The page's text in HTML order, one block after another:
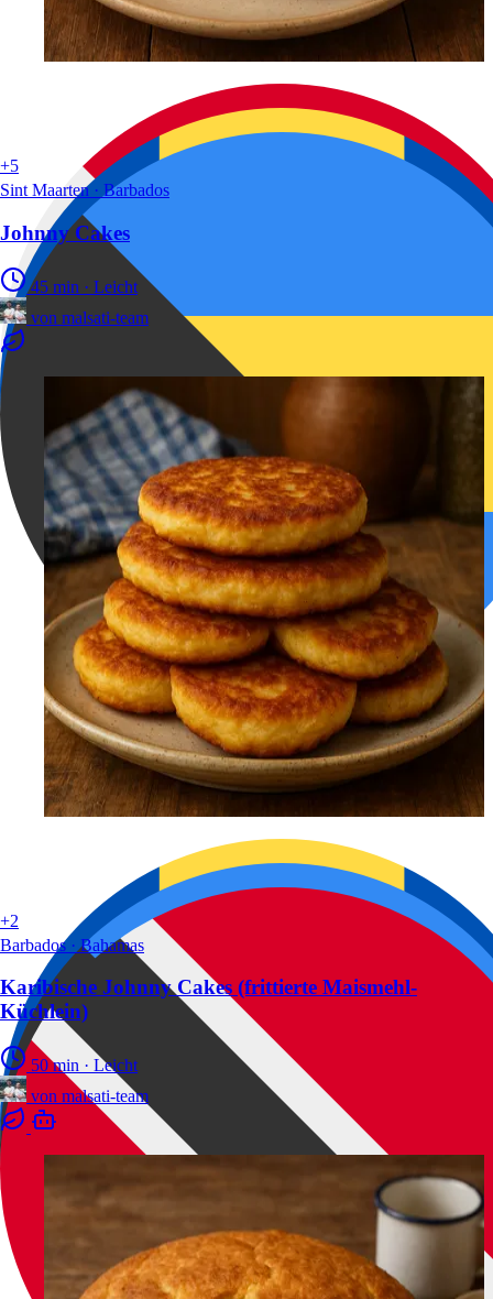
+5
Sint Maarten · Barbados
Johnny Cakes
45 min · Leicht
von malsati-team
+2
Barbados · Bahamas
Karibische Johnny Cakes (frittierte Maismehl-
Küchlein)
50 min · Leicht
von malsati-team